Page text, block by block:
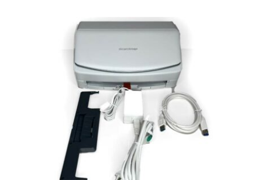
Scanner Fujitsu ScanSnap iX1600